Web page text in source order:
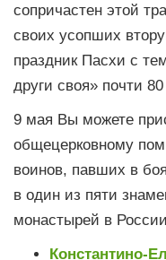
сопричастен этой
своих усопших
праздник Пасхи с
други своя» почти
9 мая Вы можете
общецерковному
воинов, павших в
в один из пяти
монастырей в
Константино-